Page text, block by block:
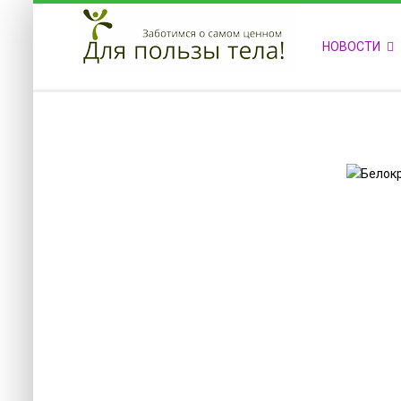
ПРИВЕТСТВУЕМ НА НАШЕМ САЙТЕ
Блок скоро обновится НОВОСТИ